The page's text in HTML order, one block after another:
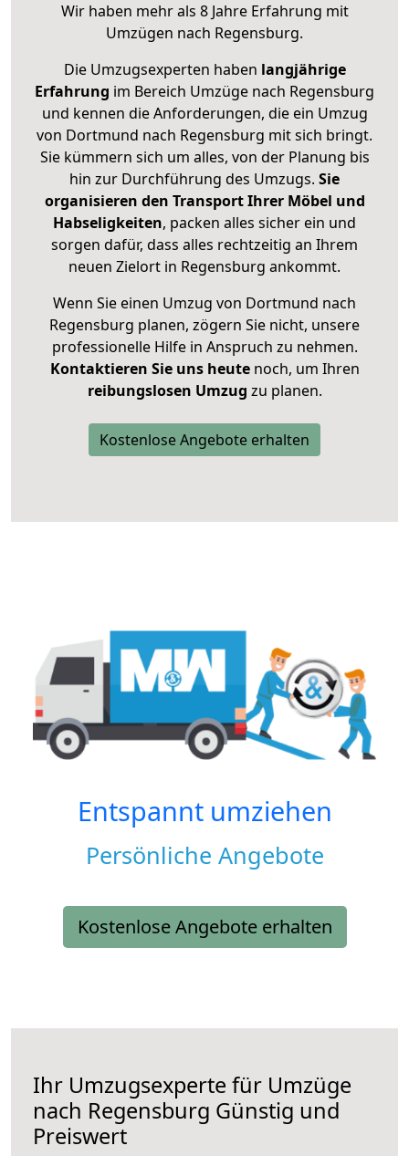
Wir haben mehr als 8 Jahre Erfahrung mit
Umzügen nach Regensburg.
Die Umzugsexperten haben langjährige
Erfahrung im Bereich Umzüge nach Regensburg
und kennen die Anforderungen, die ein Umzug
von Dortmund nach Regensburg mit sich bringt.
Sie kümmern sich um alles, von der Planung bis
hin zur Durchführung des Umzugs. Sie
organisieren den Transport Ihrer Möbel und
Habseligkeiten, packen alles sicher ein und
sorgen dafür, dass alles rechtzeitig an Ihrem
neuen Zielort in Regensburg ankommt.
Wenn Sie einen Umzug von Dortmund nach
Regensburg planen, zögern Sie nicht, unsere
professionelle Hilfe in Anspruch zu nehmen.
Kontaktieren Sie uns heutenoch, um Ihren
reibungslosen Umzug zu planen.
Kostenlose Angebote erhalten
Entspannt umziehen
Persönliche Angebote
Kostenlose Angebote erhalten
Ihr Umzugsexperte für Umzüge
nach Regensburg Günstig und
Preiswert